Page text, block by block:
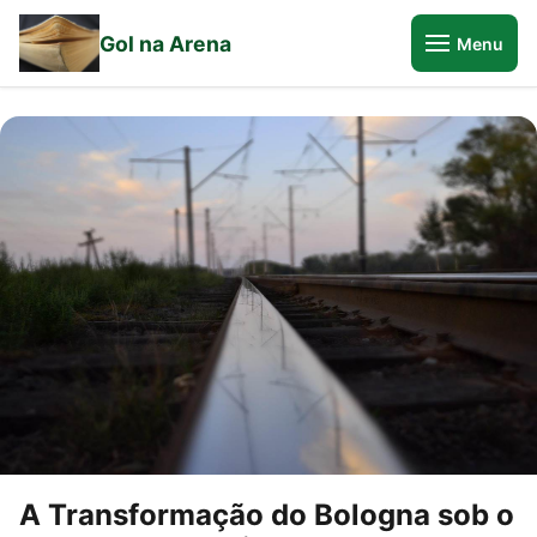
Gol na Arena Menu
A Transformação do Bologna sob o